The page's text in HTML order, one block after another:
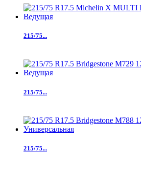
215/75...
215/75...
215/75...